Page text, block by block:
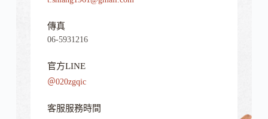
傳真
06-5931216
官方LINE
＠020zgqic
客服服務時間